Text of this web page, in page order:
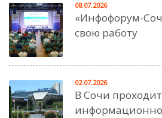
«Инфофорум-
свою работу
08.07.2026
В Сочи
02.07.2026